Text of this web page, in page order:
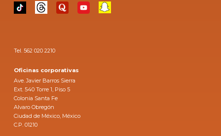
Tel. 562 020 2210
Oficinas corporativas
Ave. Javier Barros Sierra
Ext. 540 Torre 1, Piso 5
Colonia Santa Fe
Alvaro Obregón
Ciudad de México, México
C.P. 01210